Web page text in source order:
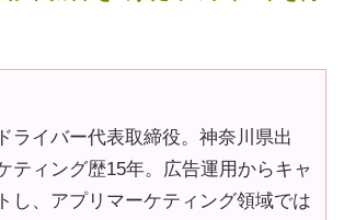
ライバー代表取締役。神奈川県出
ティング歴15年。広告運用からキャ
し、アプリマーケティング領域では